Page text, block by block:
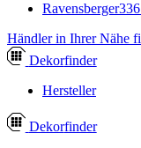
Ravensberger
Händler in Ihrer Nähe
Dekorfinder
Hersteller
Dekorfinder